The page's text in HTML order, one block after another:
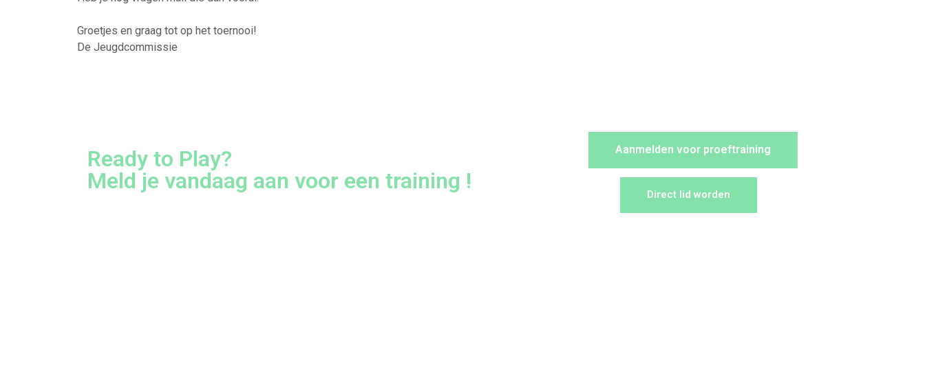
Groetjes en graag tot op het toernooi!
De Jeugdcommissie
Ready to Play?
Meld je vandaag aan voor een training !
Aanmelden voor proeftraining
Direct lid worden